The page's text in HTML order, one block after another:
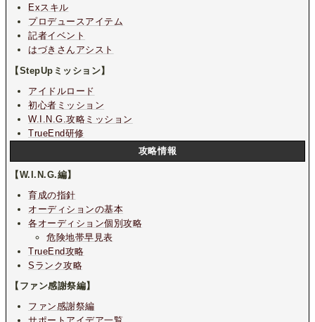
Exスキル
プロデュースアイテム
記者イベント
はづきさんアシスト
【StepUpミッション】
アイドルロード
初心者ミッション
W.I.N.G.攻略ミッション
TrueEnd研修
攻略情報
【W.I.N.G.編】
育成の指針
オーディションの基本
各オーディション個別攻略
危険地帯早見表
TrueEnd攻略
Sランク攻略
【ファン感謝祭編】
ファン感謝祭編